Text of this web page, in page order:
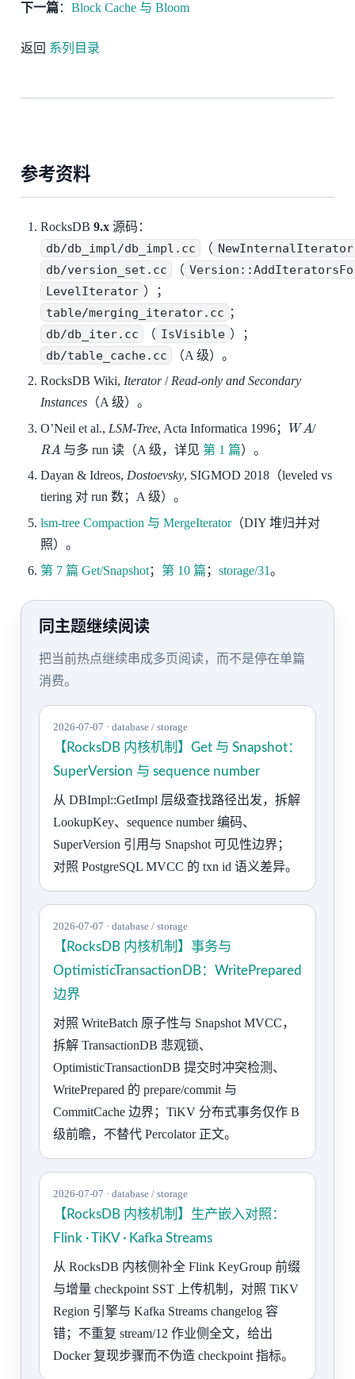
下一篇： Block Cache 与 Bloom
返回 系列目录
参考资料
RocksDB9.x 源码：
db/db_impl/db_impl.cc （ NewInternalIterator
db/version_set.cc
（
LevelIterator ）；
table/merging_iterator.cc ；
db/db_iter.cc （ IsVisible ）；
db/table_cache.cc
（A 级）。
RocksDB Wiki, Iterator/ Read-only and Secondary
Instances （A 级）。
O’Neil et al., LSM-Tree, Acta Informatica 1996； WA /
RA 与多 run 读（A 级，详见 第 1 篇）。
Dayan & Idreos, Dostoevsky, SIGMOD 2018（leveled vs
tiering 对 run 数；A 级）。
lsm-tree Compaction 与 MergeIterator（DIY 堆归并对
照）。
第 7 篇 Get/Snapshot； 第 10 篇 ；storage/31。
同主题继续阅读
把当前热点继续串成多页阅读，而不是停在单篇
消费。
2026-07-07 · database / storage
【RocksDB 内核机制】Get 与 Snapshot：
SuperVersion 与 sequence number
从 DBImpl::GetImpl 层级查找路径出发，拆解
LookupKey、sequence number 编码、
SuperVersion 引用与 Snapshot 可见性边界；
对照 PostgreSQL MVCC 的 txn id 语义差异。
2026-07-07 · database / storage
【RocksDB 内核机制】事务与
OptimisticTransactionDB：WritePrepared
边界
对照 WriteBatch 原子性与 Snapshot MVCC，
拆解 TransactionDB 悲观锁、
OptimisticTransactionDB 提交时冲突检测、
WritePrepared 的 prepare/commit 与
CommitCache 边界；TiKV 分布式事务仅作 B
级前瞻，不替代 Percolator 正文。
2026-07-07 · database / storage
【RocksDB 内核机制】生产嵌入对照：
Flink · TiKV · Kafka Streams
从 RocksDB 内核侧补全 Flink KeyGroup 前缀
与增量 checkpoint SST 上传机制，对照 TiKV
Region 引擎与 Kafka Streams changelog 容
错；不重复 stream/12 作业侧全文，给出
Docker 复现步骤而不伪造 checkpoint 指标。